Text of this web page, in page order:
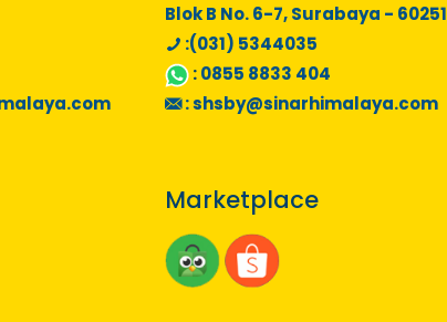
Blok B No. 6-7, Surabaya - 60251
:(031) 5344035
:0855 8833 404
:shsby@sinarhimalaya.com
Marketplace